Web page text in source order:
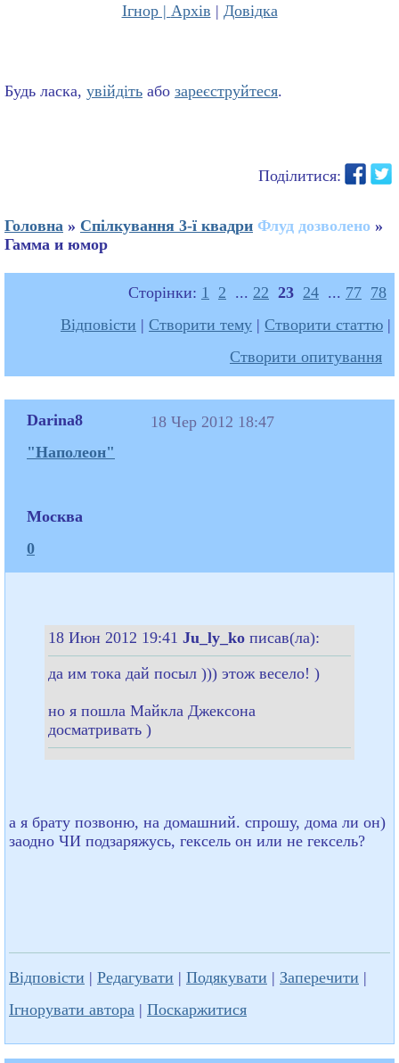
Ігнор | Архів | Довідка
Будь ласка, увійдіть або зареєструйтеся.
Поділитися:
Головна » Спілкування 3-ї квадри Флуд дозволено »
Гамма и юмор
Сторінки: 1 2 ... 22 23 24 ... 77 78
Відповісти | Створити тему | Створити статтю |
Створити опитування
Darina8
"Наполеон"
Москва
0
18 Чер 2012 18:47
18 Июн 2012 19:41 Ju_ly_ko писав(ла):
да им тока дай посыл ))) этож весело! )
но я пошла Майкла Джексона
досматривать )
а я брату позвоню, на домашний. спрошу, дома ли он)
заодно ЧИ подзаряжусь, гексель он или не гексель?
Відповісти | Редагувати | Подякувати | Заперечити |
Ігнорувати автора | Поскаржитися